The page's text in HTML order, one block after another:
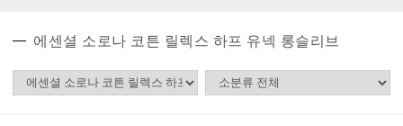
에센셜 소로나 코튼 릴렉스 하프 유넥 롱슬리브